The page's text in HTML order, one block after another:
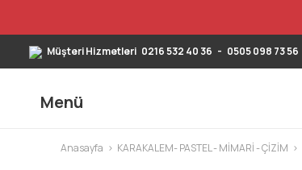
Müşteri Hizmetleri 0216 532 40 36 - 0505 098 73 56
Menü
Anasayfa KARAKALEM- PASTEL - MİMARİ - ÇİZİM